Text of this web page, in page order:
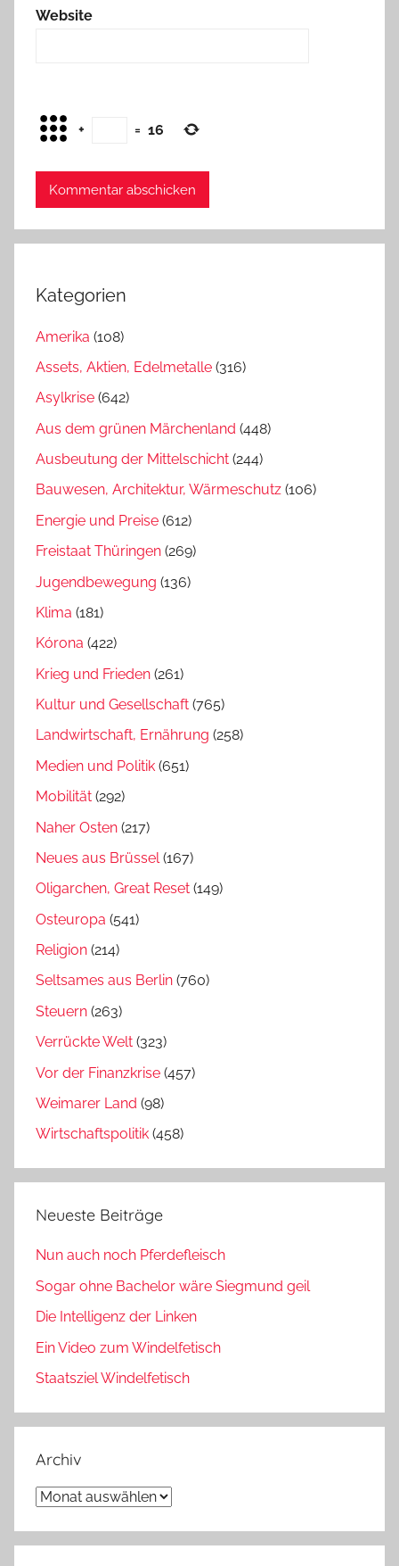
Website
+ = 16
Kategorien
Amerika (108)
Assets, Aktien, Edelmetalle (316)
Asylkrise (642)
Aus dem grünen Märchenland (448)
Ausbeutung der Mittelschicht (244)
Bauwesen, Architektur, Wärmeschutz (106)
Energie und Preise (612)
Freistaat Thüringen (269)
Jugendbewegung (136)
Klima (181)
Kórona (422)
Krieg und Frieden (261)
Kultur und Gesellschaft (765)
Landwirtschaft, Ernährung (258)
Medien und Politik (651)
Mobilität (292)
Naher Osten (217)
Neues aus Brüssel(167)
Oligarchen, Great Reset (149)
Osteuropa (541)
Religion (214)
Seltsames aus Berlin (760)
Steuern (263)
Verrückte Welt (323)
Vor der Finanzkrise (457)
Weimarer Land (98)
Wirtschaftspolitik (458)
Neueste Beiträge
Nun auch noch Pferdefleisch
Sogar ohne Bachelor wäre Siegmund geil
Die Intelligenz der Linken
Ein Video zum Windelfetisch
Staatsziel Windelfetisch
Archiv
Archiv